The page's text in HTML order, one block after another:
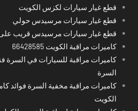
قطع غيار سيارات لكزس الكويت
قطع غيار سيارات مرسيدس حولي
قطع غيار سيارات مرسيدس قريب
كاميرات مراقبة الكويت 66428585
كاميرات مراقبة للسيارات في السرة
السرة
كاميرات مراقبة مخفية السرة فوائد
الكويت